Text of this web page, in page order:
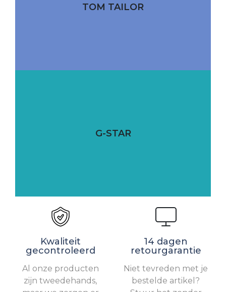
TOM TAILOR
G-STAR
Kwaliteit
gecontroleerd
Al onze producten
zijn tweedehands,
14 dagen
retourgarantie
Niet tevreden met je
bestelde artikel?